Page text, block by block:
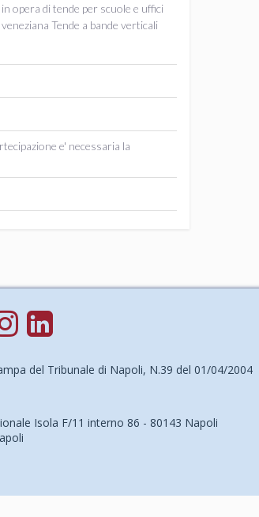
opera di tende per scuole e uffici
Tende a bande verticali
e' necessaria la
del Tribunale di Napoli, N.39 del 01/04/2004
Isola F/11 interno 86 - 80143 Napoli